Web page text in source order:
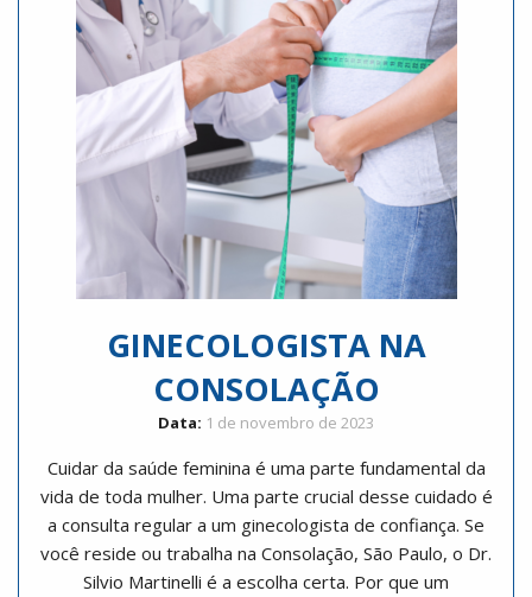
GINECOLOGISTA NA
CONSOLAÇÃO
Data: 1 de novembro de 2023
Cuidar da saúde feminina é uma parte fundamental da
vida de toda mulher. Uma parte crucial desse cuidado é
a consulta regular a um ginecologista de confiança. Se
você reside ou trabalha na Consolação, São Paulo, o Dr.
Silvio Martinelli é a escolha certa. Por que um